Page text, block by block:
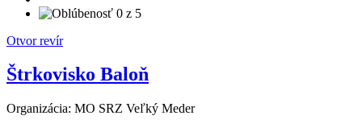
Otvor revír
Štrkovisko Baloň
Organizácia: MO SRZ Veľký Meder